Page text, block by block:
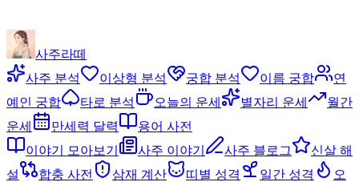
사주라떼
사주 분석
이상형 분석 궁합 분석 이름 궁합
연
예인 궁합
타로 분석 오늘의 운세 별자리 운세
월간
운세
만세력 달력
용어 사전
이야기 모아보기
사주 이야기 사주 블로그
신살 해
설
합충 사전 삼재 계산 띠별 성격 일간 성격
오